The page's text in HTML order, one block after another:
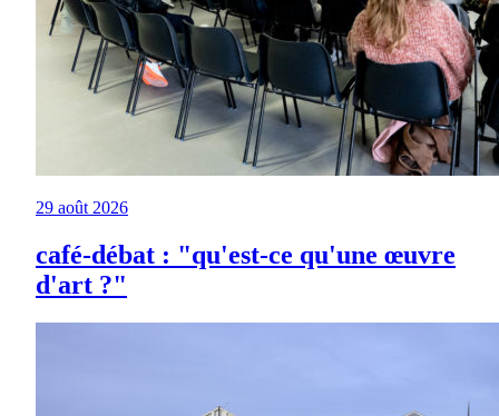
29 août 2026
café-débat : "qu'est-ce qu'une œuvre
d'art ?"